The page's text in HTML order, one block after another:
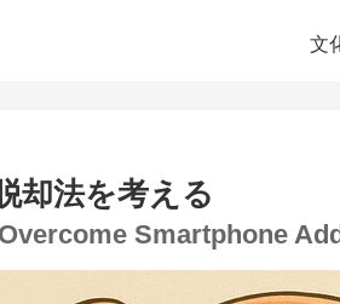
文
却法を考える
Smartphone